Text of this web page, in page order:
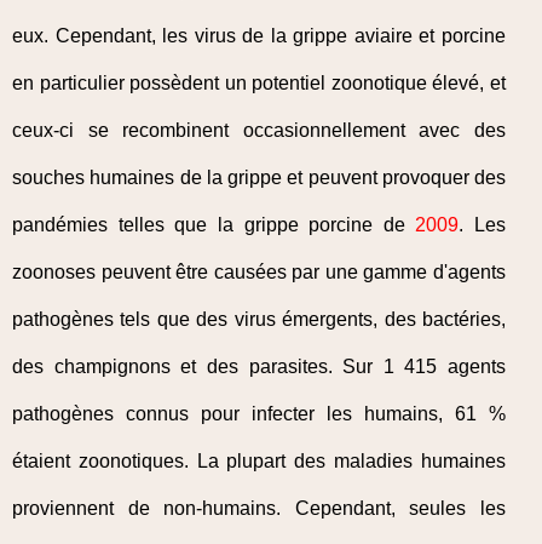
eux. Cependant, les virus de la grippe aviaire et porcine
en particulier possèdent un potentiel zoonotique élevé, et
ceux-ci se recombinent occasionnellement avec des
souches humaines de la grippe et peuvent provoquer des
pandémies telles que la grippe porcine de 2009. Les
zoonoses peuvent être causées par une gamme d'agents
pathogènes tels que des virus émergents, des bactéries,
des champignons et des parasites. Sur 1 415 agents
pathogènes connus pour infecter les humains, 61 %
étaient zoonotiques. La plupart des maladies humaines
proviennent de non-humains. Cependant, seules les